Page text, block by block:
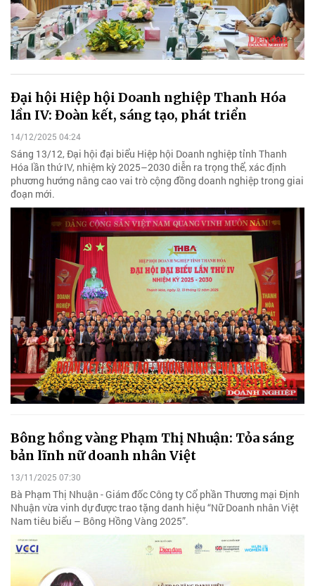
Đại hội Hiệp hội Doanh nghiệp Thanh Hóa
lần IV: Đoàn kết, sáng tạo, phát triển
14/12/2025 04:24
Sáng 13/12, Đại hội đại biểu Hiệp hội Doanh nghiệp tỉnh Thanh
Hóa lần thứ IV, nhiệm kỳ 2025–2030 diễn ra trọng thể, xác định
phương hướng nâng cao vai trò cộng đồng doanh nghiệp trong giai
đoạn mới.
Bông hồng vàng Phạm Thị Nhuận: Tỏa sáng
bản lĩnh nữ doanh nhân Việt
13/11/2025 07:30
Bà Phạm Thị Nhuận - Giám đốc Công ty Cổ phần Thương mại Định
Nhuận vừa vinh dự được trao tặng danh hiệu “Nữ Doanh nhân Việt
Nam tiêu biểu – Bông Hồng Vàng 2025”.